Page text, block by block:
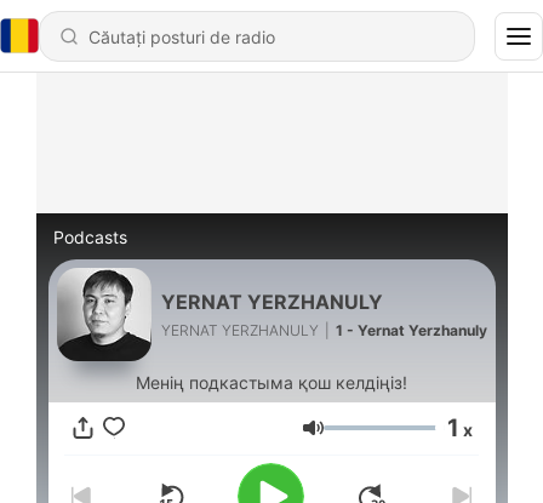
Podcasts
YERNAT YERZHANULY
YERNAT YERZHANULY 1 - Yernat Yerzhanuly
Менің подкастыма қош келдіңіз!
Volum 1 x